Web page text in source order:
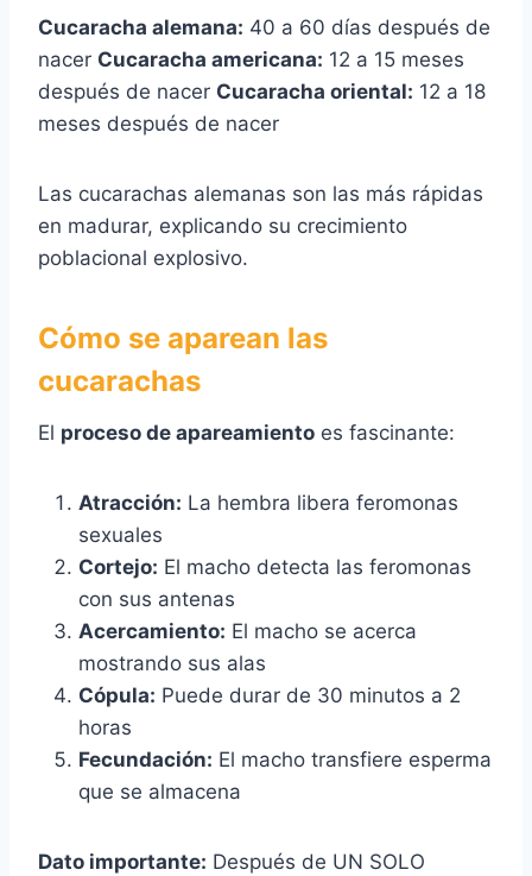
Cucaracha alemana: 40 a 60 días después de
nacer Cucaracha americana: 12 a 15 meses
después de nacer Cucaracha oriental: 12 a 18
meses después de nacer
Las cucarachas alemanas son las más rápidas
en madurar, explicando su crecimiento
poblacional explosivo.
Cómo se aparean las
cucarachas
El proceso de apareamiento es fascinante:
Atracción: La hembra libera feromonas
sexuales
Cortejo: El macho detecta las feromonas
con sus antenas
Acercamiento: El macho se acerca
mostrando sus alas
Cópula: Puede durar de 30 minutos a 2
horas
Fecundación: El macho transfiere esperma
que se almacena
Dato importante: Después de UN SOLO